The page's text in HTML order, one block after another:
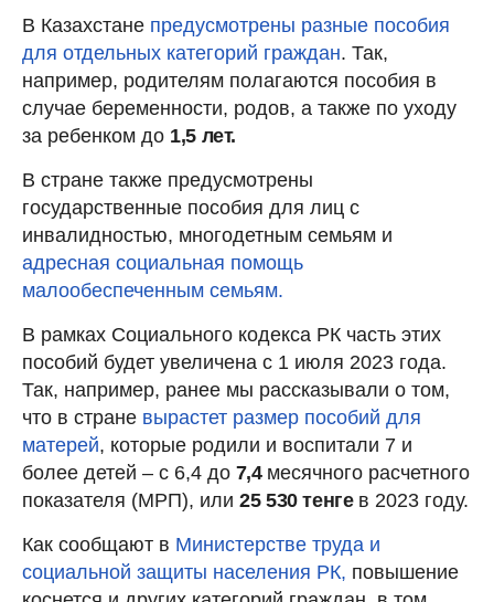
В Казахстане предусмотрены разные пособия
для отдельных категорий граждан. Так,
например, родителям полагаются пособия в
случае беременности, родов, а также по уходу
за ребенком до 1,5 лет.
В стране также предусмотрены
государственные пособия для лиц с
инвалидностью, многодетным семьям и
адресная социальная помощь
малообеспеченным семьям.
В рамках Социального кодекса РК часть этих
пособий будет увеличена с 1 июля 2023 года.
Так, например, ранее мы рассказывали о том,
что в стране вырастет размер пособий для
матерей, которые родили и воспитали 7 и
более детей – с 6,4 до 7,4 месячного расчетного
показателя (МРП), или 25 530 тенге в 2023 году.
Как сообщают в Министерстве труда и
социальной защиты населения РК, повышение